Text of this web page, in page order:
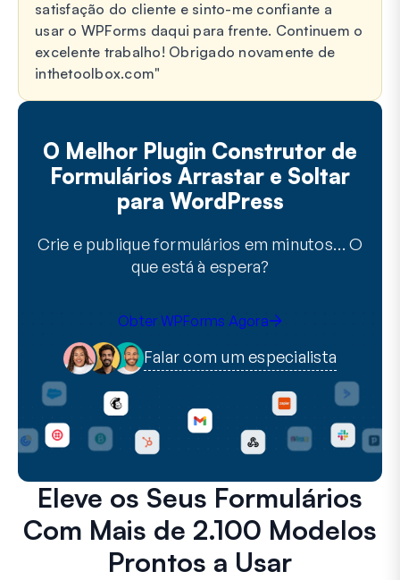
satisfação do cliente e sinto-me confiante a
usar o WPForms daqui para frente. Continuem o
excelente trabalho! Obrigado novamente de
inthetoolbox.com
O Melhor Plugin Construtor de
Formulários Arrastar e Soltar
para WordPress
Crie e publique formulários em minutos… O
que está à espera?
Obter WPForms Agora
Falar com um especialista
Eleve os Seus Formulários
Com Mais de 2.100 Modelos
Prontos a Usar